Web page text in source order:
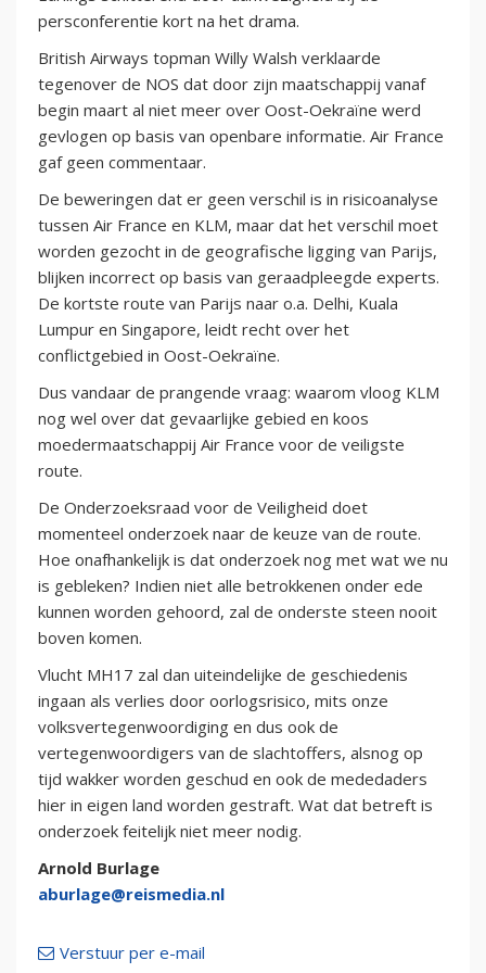
persconferentie kort na het drama.
British Airways topman Willy Walsh verklaarde
tegenover de NOS dat door zijn maatschappij vanaf
begin maart al niet meer over Oost-Oekraïne werd
gevlogen op basis van openbare informatie. Air France
gaf geen commentaar.
De beweringen dat er geen verschil is in risicoanalyse
tussen Air France en KLM, maar dat het verschil moet
worden gezocht in de geografische ligging van Parijs,
blijken incorrect op basis van geraadpleegde experts.
De kortste route van Parijs naar o.a. Delhi, Kuala
Lumpur en Singapore, leidt recht over het
conflictgebied in Oost-Oekraïne.
Dus vandaar de prangende vraag: waarom vloog KLM
nog wel over dat gevaarlijke gebied en koos
moedermaatschappij Air France voor de veiligste
route.
De Onderzoeksraad voor de Veiligheid doet
momenteel onderzoek naar de keuze van de route.
Hoe onafhankelijk is dat onderzoek nog met wat we nu
is gebleken? Indien niet alle betrokkenen onder ede
kunnen worden gehoord, zal de onderste steen nooit
boven komen.
Vlucht MH17 zal dan uiteindelijke de geschiedenis
ingaan als verlies door oorlogsrisico, mits onze
volksvertegenwoordiging en dus ook de
vertegenwoordigers van de slachtoffers, alsnog op
tijd wakker worden geschud en ook de mededaders
hier in eigen land worden gestraft. Wat dat betreft is
onderzoek feitelijk niet meer nodig.
Arnold Burlage
aburlage@reismedia.nl
Verstuur per e-mail